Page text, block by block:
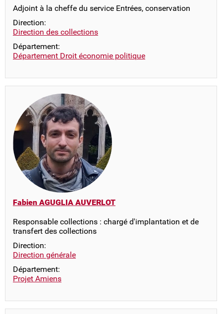
Adjoint à la cheffe du service Entrées, conservation
Direction:
Direction des collections
Département:
Département Droit économie politique
Fabien AGUGLIA AUVERLOT
Responsable collections : chargé d'implantation et de
transfert des collections
Direction:
Direction générale
Département:
Projet Amiens